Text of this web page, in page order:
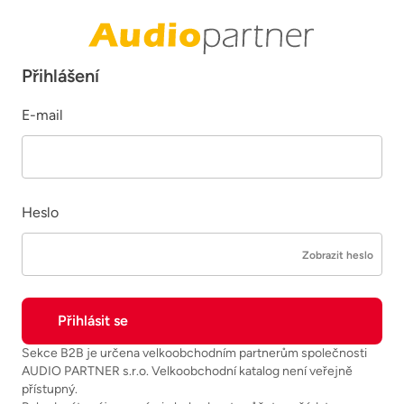
Přihlášení
E-mail
Heslo
Zobrazit heslo
Sekce B2B je určena velkoobchodním partnerům společnosti
AUDIO PARTNER s.r.o. Velkoobchodní katalog není veřejně
přístupný.